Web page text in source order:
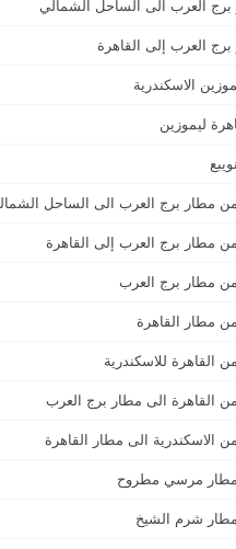
العرب الى الساحل الشمالي
العرب إلى القاهرة
الاسكندرية
ليموزين
مطار برج العرب الى الساحل الشمالي
مطار برج العرب إلى القاهرة
مطار برج العرب
مطار القاهرة
القاهرة للاسكندرية
القاهرة الى مطار برج العرب
الاسكندرية الى مطار القاهرة
مرسي مطروح
شرم الشيخ